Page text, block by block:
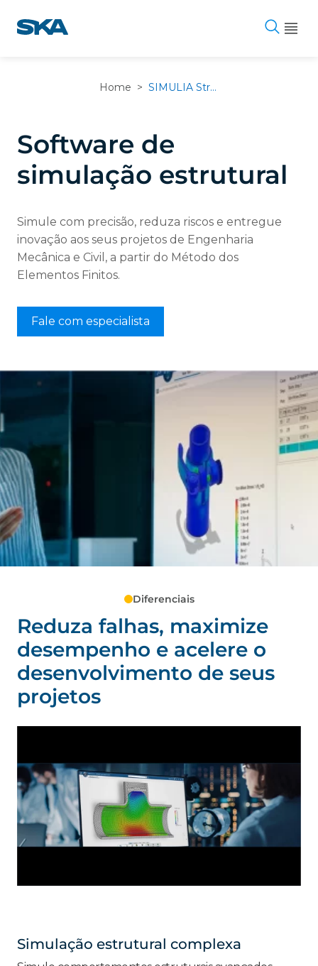
para
Home > SIMULIA Structural
Software de
simulação estrutural
Simule com precisão, reduza riscos e entregue
inovação aos seus projetos de Engenharia
Mecânica e Civil, a partir do Método dos
Elementos Finitos.
Fale com especialista
Diferenciais
Reduza falhas, maximize
desempenho e acelere o
desenvolvimento de seus
projetos
Simulação estrutural complexa